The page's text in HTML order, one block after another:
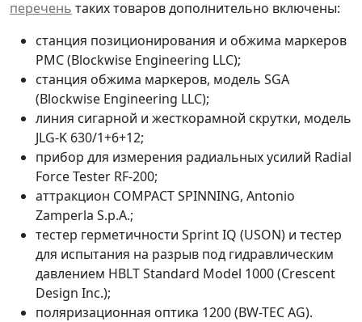
перечень таких товаров дополнительно включены:
станция позиционирования и обжима маркеров
PMC (Blockwise Engineering LLC);
станция обжима маркеров, модель SGA
(Blockwise Engineering LLC);
линия сигарной и жесткорамной скрутки, модель
JLG-K 630/1+6+12;
прибор для измерения радиальных усилий Radial
Force Tester RF-200;
аттракцион COMPACT SPINNING, Antonio
Zamperla S.p.A.;
тестер герметичности Sprint IQ (USON) и тестер
для испытания на разрыв под гидравлическим
давлением HBLT Standard Model 1000 (Crescent
Design Inc.);
поляризационная оптика 1200 (BW-TEC AG).